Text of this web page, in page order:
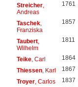
Streicher,
Andreas
1761
Taschek,
Franziska
1857
Taubert,
Wilhelm
1811
Teike, Carl 1864
Thiessen, Karl 1867
Troyer, Carlos 1837